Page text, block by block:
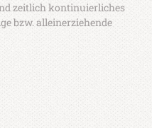
zeitlich kontinuierliches
bzw. alleinerziehende